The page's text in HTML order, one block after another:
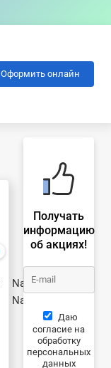
Оформить онлайн
NaN ₽
NaN ₽
Получать
информацию
об акциях!
Даю
согласие на
обработку
персональных
данных